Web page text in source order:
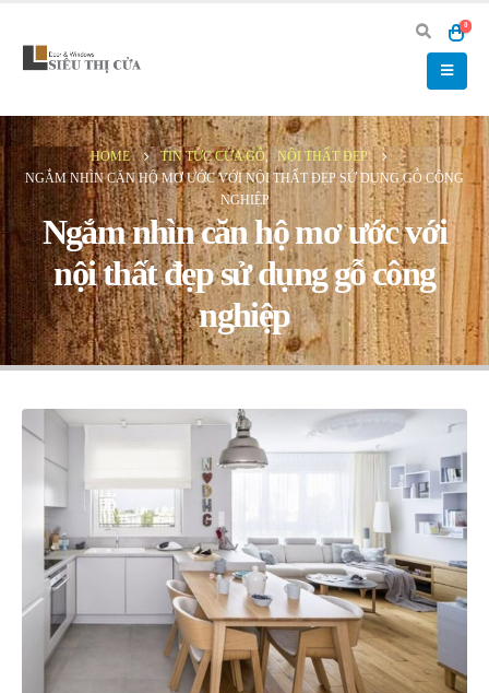
0
HOME TIN TỨC CỬA GỖ, NỘI THẤT ĐẸP
NGẮM NHÌN CĂN HỘ MƠ ƯỚC VỚI NỘI THẤT ĐẸP SỬ DỤNG GỖ CÔNG
NGHIỆP
Ngắm nhìn căn hộ mơ ước với
nội thất đẹp sử dụng gỗ công
nghiệp